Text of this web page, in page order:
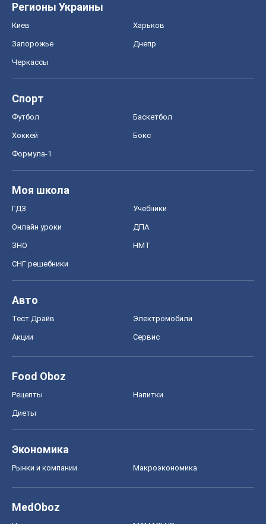
Регионы Украины
Киев Харьков
Запорожье Днепр
Черкассы
Спорт
Футбол Баскетбол
Хоккей Бокс
Формула-1
Моя школа
ГДЗ Учебники
Онлайн уроки ДПА
ЗНО НМТ
СНГ решебники
Авто
Тест Драйв Электромобили
Акции Сервис
Food Oboz
Рецепты Напитки
Диеты
Экономика
Рынки и компании Mакроэкономика
MedOboz